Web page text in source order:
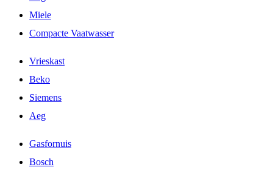
Miele
Compacte Vaatwasser
Vrieskast
Beko
Siemens
Aeg
Gasfornuis
Bosch